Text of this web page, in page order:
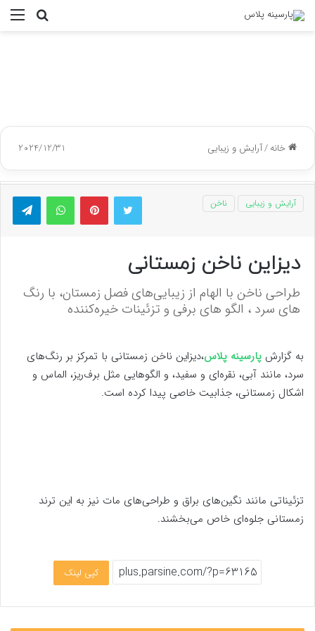
جستجو
خانه/آرایش و زیبایی 2024/12/31
توییتر پینتریستواتس آپ
آرایش و زیبایی ناخن
دیزاین ناخن زمستانی
طراحی ناخن با الهام از زیبایی‌های فصل زمستان، با رنگ‌
های سرد ، الگو های برفی و تزئینات خیره‌کننده
به گزارش پارسینه پلاس،دیزاین ناخن زمستانی با تمرکز بر رنگ‌های
سرد، مانند آبی، نقره‌ای و سفید، و الگوهایی مثل برف‌ریز، الماس و
اشکال زمستانی، جذابیت خاصی پیدا کرده است.
تزئیناتی مانند نگین‌های براق و طراحی‌های مات نیز به این ترند
زمستانی جلوه‌ای خاص می‌بخشند.
کپی لینک